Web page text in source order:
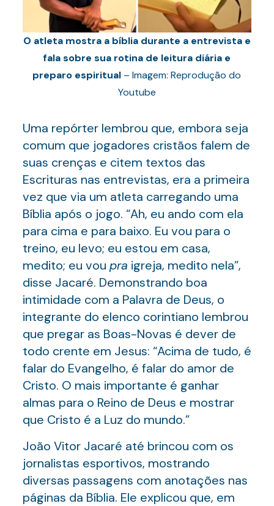
O atleta mostra a bíblia durante a entrevista e
fala sobre sua rotina de leitura diária e
preparo espiritual – Imagem: Reprodução do
Youtube
Uma repórter lembrou que, embora seja
comum que jogadores cristãos falem de
suas crenças e citem textos das
Escrituras nas entrevistas, era a primeira
vez que via um atleta carregando uma
Bíblia após o jogo. “Ah, eu ando com ela
para cima e para baixo. Eu vou para o
treino, eu levo; eu estou em casa,
medito; eu vou pra igreja, medito nela”,
disse Jacaré. Demonstrando boa
intimidade com a Palavra de Deus, o
integrante do elenco corintiano lembrou
que pregar as Boas-Novas é dever de
todo crente em Jesus: “Acima de tudo, é
falar do Evangelho, é falar do amor de
Cristo. O mais importante é ganhar
almas para o Reino de Deus e mostrar
que Cristo é a Luz do mundo.”
João Vitor Jacaré até brincou com os
jornalistas esportivos, mostrando
diversas passagens com anotações nas
páginas da Bíblia. Ele explicou que, em